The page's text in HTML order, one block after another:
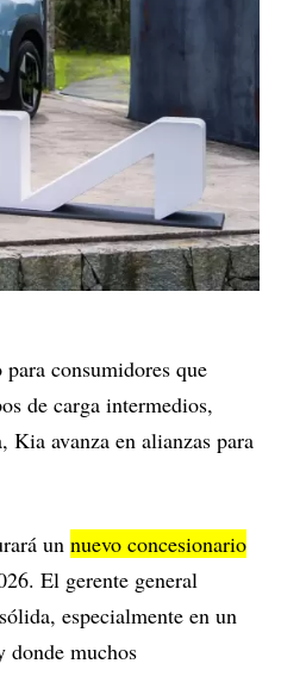
consumidores que
de carga intermedios,
Kia avanza en alianzas para
un nuevo concesionario
El gerente general
especialmente en un
donde muchos